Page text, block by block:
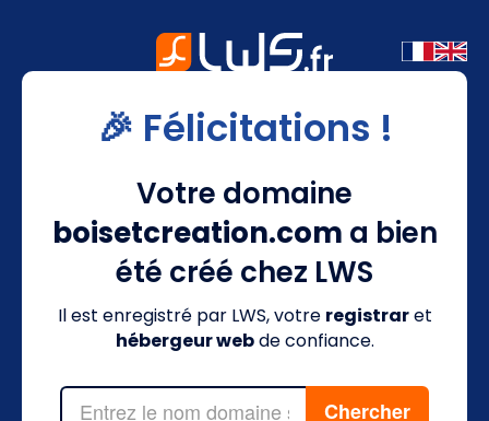
🎉 Félicitations !
Votre domaine
boisetcreation.com a bien
été créé chez LWS
Il est enregistré par LWS, votre registraret
hébergeur webde confiance.